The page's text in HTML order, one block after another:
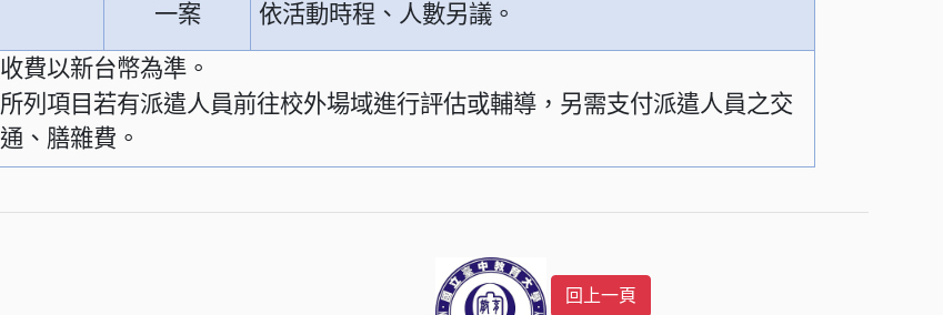
一案 依活動時程、人數另議。
收費以新台幣為準。
所列項目若有派遣人員前往校外場域進行評估或輔導，另需支付派遣人員之交
通、膳雜費。